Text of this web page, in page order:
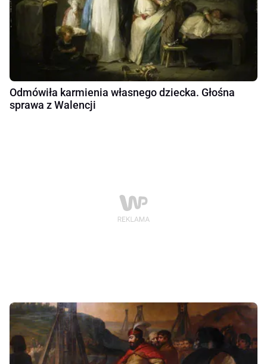
Odmówiła karmienia własnego dziecka. Głośna
sprawa z Walencji